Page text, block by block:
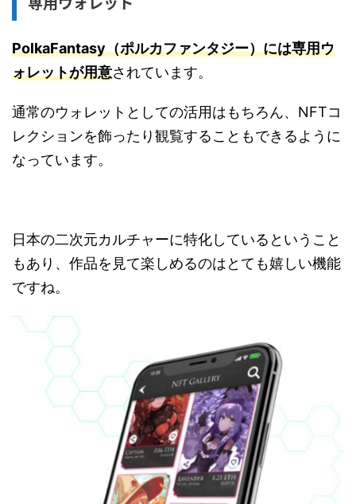
PolkaFantasy（ポルカファンタジー）には専用ウ
ォレットが用意されています。
通常のウォレットとしての活用はもちろん、NFTコ
レクションを飾ったり観覧することもできるように
なっています。
日本の二次元カルチャーに特化しているということ
もあり、作品を見て楽しめるのはとても嬉しい機能
ですね。